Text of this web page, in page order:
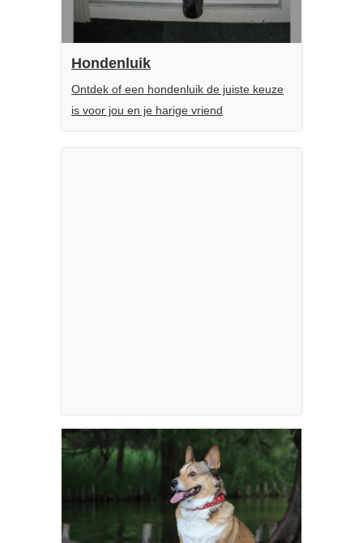
Hondenluik
Ontdek of een hondenluik de juiste keuze
is voor jou en je harige vriend